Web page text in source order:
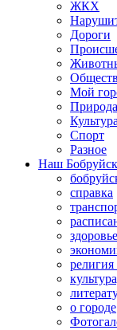
ЖКХ
Дороги
Мой
Природа
Культура
Спорт
Разное
Наш Бобруйск
справка
о городе